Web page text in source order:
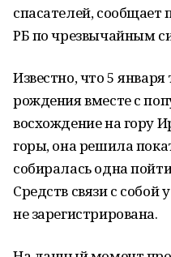
спасателей, сообщает
РБ по чрезвычайным
Известно, что 5
рождения вместе с
восхождение на гору
горы, она решила
собиралась одна
Средств связи с собой
не зарегистрирована.